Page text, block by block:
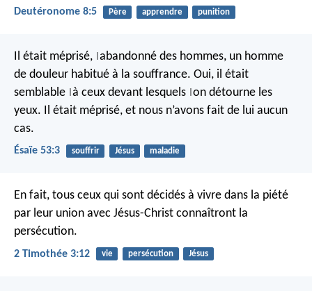
Deutéronome 8:5 Père apprendre punition
Il était méprisé, abandonné des hommes, un homme
de douleur habitué à la souffrance. Oui, il était
semblable à ceux devant lesquels on détourne les
yeux. Il était méprisé, et nous n’avons fait de lui aucun
cas.
Ésaïe 53:3 souffrir Jésus maladie
En fait, tous ceux qui sont décidés à vivre dans la piété
par leur union avec Jésus-Christ connaîtront la
persécution.
2 Timothée 3:12 vie persécution Jésus